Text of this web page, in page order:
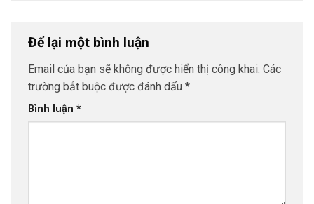
Để lại một bình luận
Email của bạn sẽ không được hiển thị công khai. Các
trường bắt buộc được đánh dấu *
Bình luận *